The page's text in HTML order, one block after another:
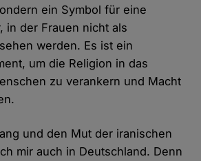
ein Symbol für eine
in der Frauen nicht als
werden. Es ist ein
um die Religion in das
zu verankern und Macht
und den Mut der iranischen
mir auch in Deutschland. Denn